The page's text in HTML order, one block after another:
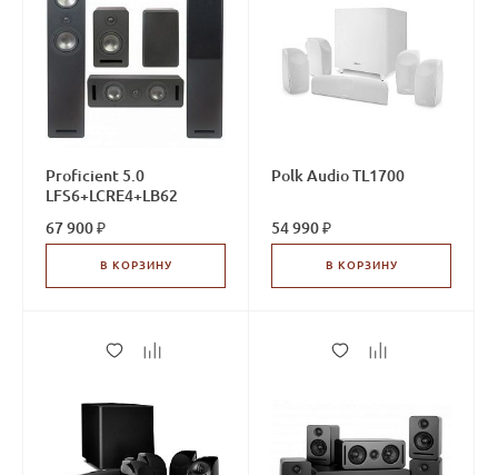
Proficient 5.0
LFS6+LCRE4+LB62
67 900 ₽
В КОРЗИНУ
Polk Audio TL1700
54 990 ₽
В КОРЗИНУ